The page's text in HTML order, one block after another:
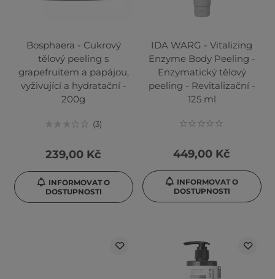
Bosphaera - Cukrový
tělový peeling s
grapefruitem a papájou,
vyživující a hydratační -
200g
3
239,00 Kč
INFORMOVAT O
DOSTUPNOSTI
IDA WARG - Vitalizing
Enzyme Body Peeling -
Enzymatický tělový
peeling - Revitalizační -
125 ml
449,00 Kč
INFORMOVAT O
DOSTUPNOSTI